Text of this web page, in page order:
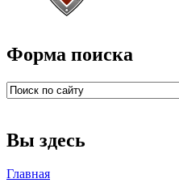
Форма поиска
Вы здесь
Главная